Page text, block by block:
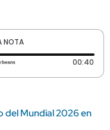
NOTA
segundos 00:40
del Mundial 2026 en